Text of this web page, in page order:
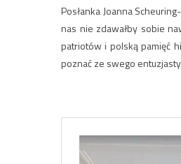
Posłanka Joanna
nas nie zdawałby sobie
patriotów i polską pamięć
poznać ze swego